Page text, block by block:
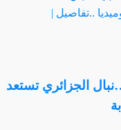
الجزائري تستعد